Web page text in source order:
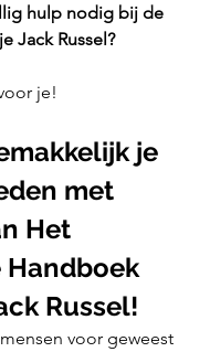
hulp nodig bij de
Jack Russel?
je!
je
met
Het
Russel!
voor geweest